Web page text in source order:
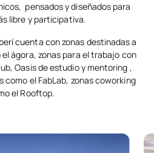
pensados y diseñados para
libre y participativa.
cuenta con zonas destinadas a
ágora, zonas para el trabajo con
Oasis de estudio y mentoring ,
el FabLab, zonas coworking
el Rooftop.